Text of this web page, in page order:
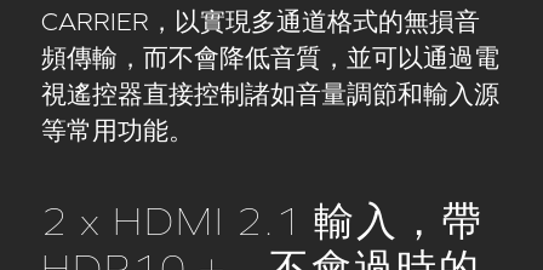
CARRIER，以實現多通道格式的無損音
頻傳輸，而不會降低音質，並可以通過電
視遙控器直接控制諸如音量調節和輸入源
等常用功能。
2 x HDMI 2.1 輸入，帶